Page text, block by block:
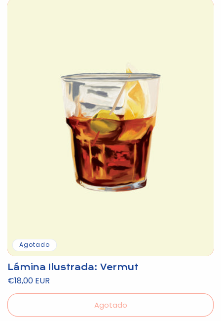
Agotado
Lámina Ilustrada: Vermut
Precio
habitual
€18,00 EUR
Agotado